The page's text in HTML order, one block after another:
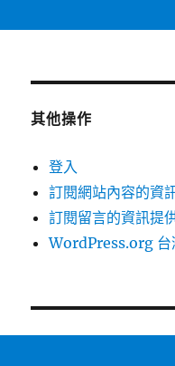
其他操作
登入
訂閱網站內容的資
訂閱留言的資訊提
WordPress.org 台